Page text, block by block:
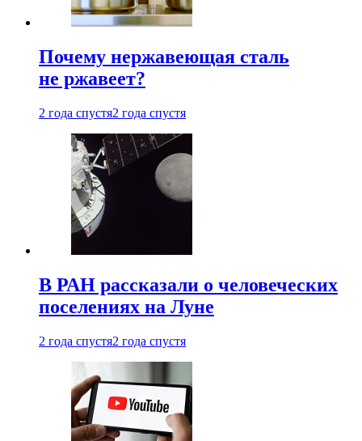
Почему нержавеющая сталь
не ржавеет?
2 года спустя2 года спустя
В РАН рассказали о человеческих
поселениях на Луне
2 года спустя2 года спустя